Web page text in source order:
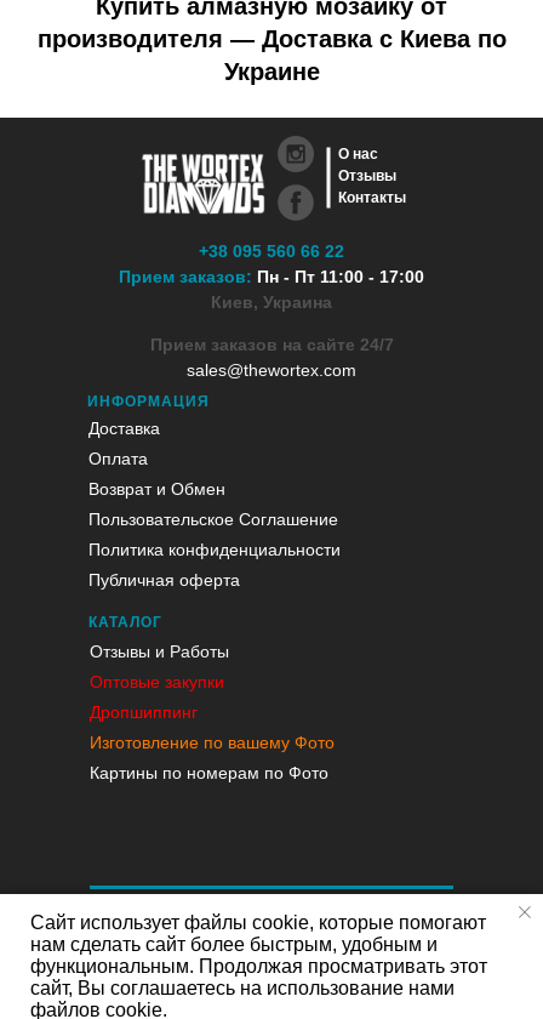
Купить алмазную мозаику от
производителя — Доставка с Киева по
Украине
ИНФОРМАЦИЯ
Доставка
Оплата
Возврат и Обмен
Пользовательское Соглашение
Политика конфиденциальности
Публичная оферта
КАТАЛОГ
Отзывы и Работы
Оптовые закупки
Дропшиппинг
Изготовление по вашему Фото
Картины по номерам по Фото
+38 095 560 66 22
Прием заказов: Пн - Пт 11:00 - 17:00
Киев, Украина
Прием заказов на сайте 24/7
sales@thewortex.com
О нас
Отзывы
Контакты
Сайт использует файлы cookie, которые помогают
нам сделать сайт более быстрым, удобным и
функциональным. Продолжая просматривать этот
сайт, Вы соглашаетесь на использование нами
файлов cookie.